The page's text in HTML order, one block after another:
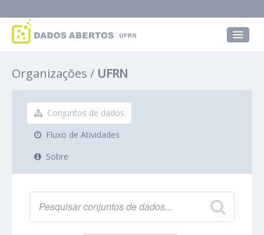
Grupos
Sobre
Organizações UFRN
Conjuntos de dados
Fluxo de Atividades
Sobre